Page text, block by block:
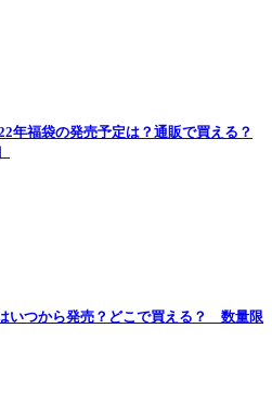
年福袋の発売予定は？通販で買える？
いつから発売？どこで買える？ 数量限